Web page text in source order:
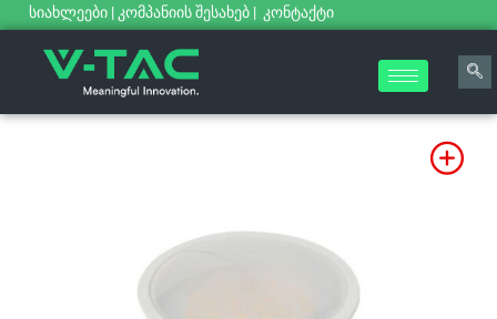
სიახლეები | კომპანიის შესახებ | კონტაქტი